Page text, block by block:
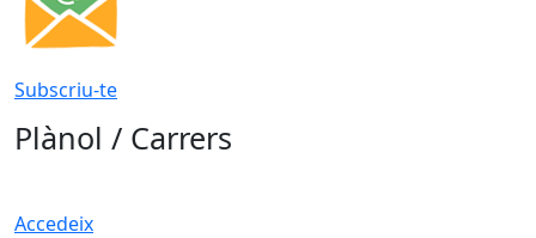
Subscriu-te
Plànol / Carrers
Accedeix